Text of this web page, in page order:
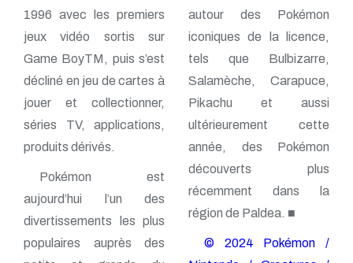
1996 avec les premiers
jeux vidéo sortis sur
Game BoyTM, puis s’est
décliné en jeu de cartes à
jouer et collectionner,
séries TV, applications,
produits dérivés.
Pokémon est
aujourd’hui l’un des
divertissements les plus
populaires auprès des
autour des Pokémon
iconiques de la licence,
tels que Bulbizarre,
Salamèche, Carapuce,
Pikachu et aussi
ultérieurement cette
année, des Pokémon
découverts plus
récemment dans la
région de Paldea. ■
© 2024 Pokémon /